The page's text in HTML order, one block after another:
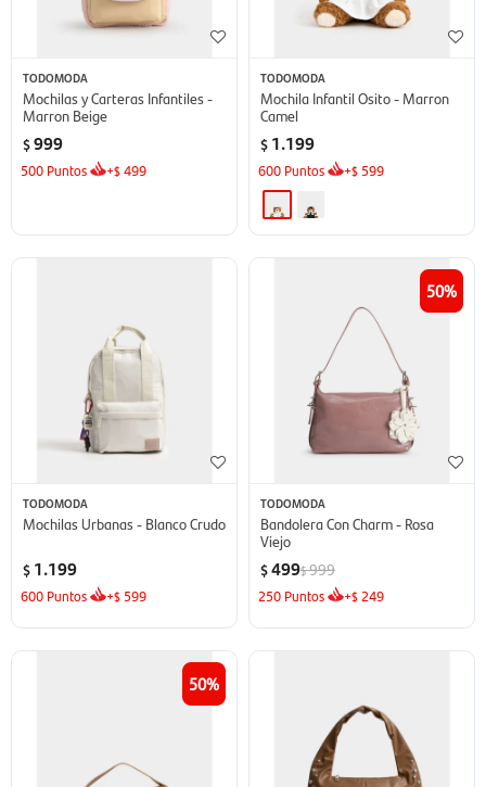
TODOMODA
Mochilas y Carteras Infantiles -
Marron Beige
$999
500 Puntos +$499
TODOMODA
Mochila Infantil Osito - Marron
Camel
$ 1.199
600 Puntos +$ 599
TODOMODA
Mochilas Urbanas - Blanco Crudo
$ 1.199
600 Puntos +$ 599
50
TODOMODA
Bandolera Con Charm - Rosa
Viejo
$499$999
250 Puntos +$ 249
50